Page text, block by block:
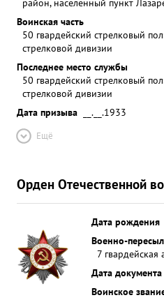
Воинская часть
50 гвардейский стрелковый
стрелковой дивизии
Последнее место службы
50 гвардейский стрелковый
стрелковой дивизии
Дата призыва
__.__.1933
Ещё
Орден Отечественной
Дата рождения
Военно-
7 гвардейская
Дата документа
Воинское